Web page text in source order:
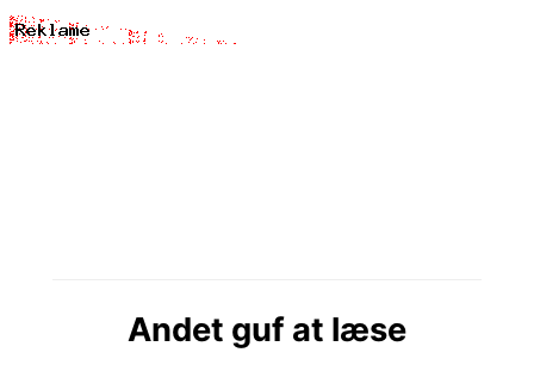
Andet guf at læse